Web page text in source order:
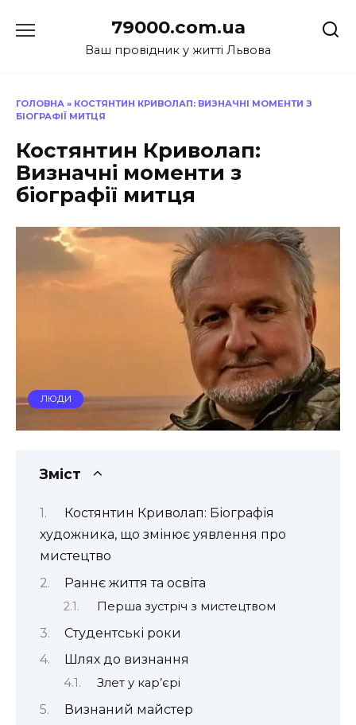
до
79000.com.ua
Ваш провідник у житті Львова
ГОЛОВНА » КОСТЯНТИН КРИВОЛАП: ВИЗНАЧНІ МОМЕНТИ З
БІОГРАФІЇ МИТЦЯ
Костянтин Криволап:
Визначні моменти з
біографії митця
ЛЮДИ
Зміст
Костянтин Криволап: Біографія
художника, що змінює уявлення про
мистецтво
Раннє життя та освіта
Перша зустріч з мистецтвом
Студентські роки
Шлях до визнання
Злет у кар’єрі
Визнаний майстер